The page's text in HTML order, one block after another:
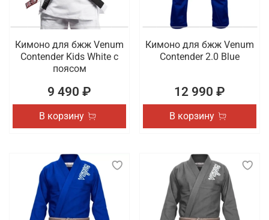
Кимоно для бжж Venum
Contender Kids White с
поясом
9 490 ₽
В корзину
Кимоно для бжж Venum
Contender 2.0 Blue
12 990 ₽
В корзину